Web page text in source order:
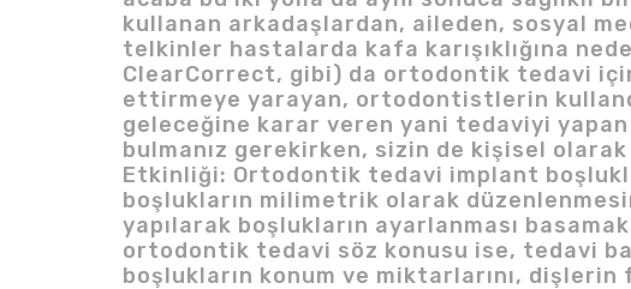
kullanan arkadaşlardan, aileden, sosyal
telkinler hastalarda kafa karışıklığına
ClearCorrect, gibi) da ortodontik tedavi
ettirmeye yarayan, ortodontistlerin
geleceğine karar veren yani tedaviyi
bulmanız gerekirken, sizin de kişisel
Etkinliği: Ortodontik tedavi implant
boşlukların milimetrik olarak
yapılarak boşlukların ayarlanması
ortodontik tedavi söz konusu ise, tedavi
boşlukların konum ve miktarlarını,